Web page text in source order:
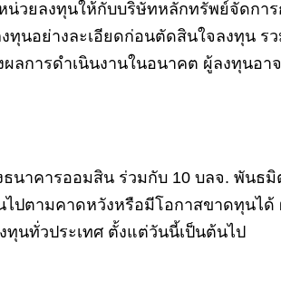
วยลงทุนให้กับบริษัทหลักทรัพย์จัดกา
นอย่างละเอียดก่อนตัดสินใจลงทุน ร
การดำเนินงานในอนาคต ผู้ลงทุนอา
นาคารออมสิน ร่วมกับ 10 บลจ. พันธ
ปตามคาดหวังหรือมีโอกาสขาดทุนไ
นทั่วประเทศ ตั้งแต่วันนี้เป็นต้นไป